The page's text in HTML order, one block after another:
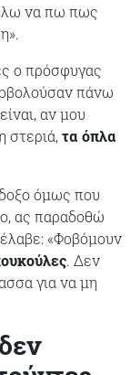
να πω πως
ο πρόσφυγας
πάνω
αν μου
στεριά,τα όπλα
όμως που
ας παραδοθώ
«Φοβόμουν
. Δεν
για να μη